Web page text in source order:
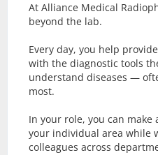
At Alliance Medical
beyond the lab.
Every day, you help
with the diagnostic tools
understand diseases —
most.
In your role, you can
your individual area while
colleagues across